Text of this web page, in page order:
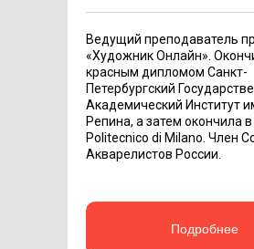
Подробнее
Ведущий преподаватель
«Художник Онлайн».
красным дипломом Санкт-
Петербургский
Академический Институт
Репина, а затем окончила
Politecnico di Milano. Член
Акварелистов России.